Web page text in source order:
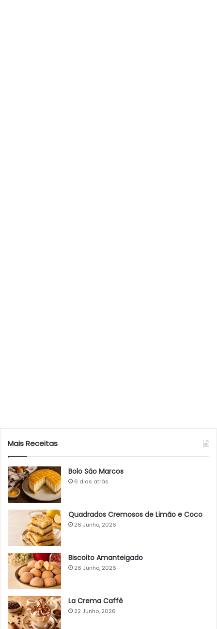
Mais Receitas
Bolo São Marcos
6 dias atrás
Quadrados Cremosos de Limão e Coco
26 Junho, 2026
Biscoito Amanteigado
26 Junho, 2026
La Crema Caffè
22 Junho, 2026